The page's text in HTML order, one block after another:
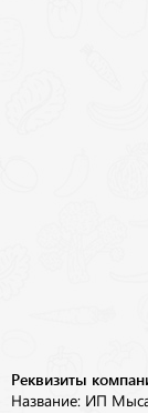
Реквизиты
Название: ИП